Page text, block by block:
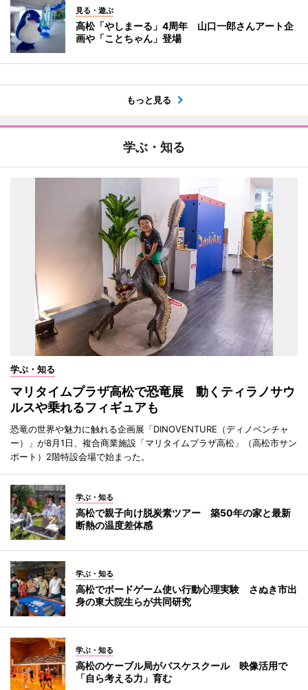
見る・遊ぶ
高松「やしまーる」4周年 山口一郎さんアート企
画や「ことちゃん」登場
もっと見る
学ぶ・知る
学ぶ・知る
マリタイムプラザ高松で恐竜展 動くティラノサウ
ルスや乗れるフィギュアも
恐竜の世界や魅力に触れる企画展「DINOVENTURE（ディノベンチャ
ー）」が8月1日、複合商業施設「マリタイムプラザ高松」（高松市サン
ポート）2階特設会場で始まった。
学ぶ・知る
高松で親子向け脱炭素ツアー 築50年の家と最新
断熱の温度差体感
学ぶ・知る
高松でボードゲーム使い行動心理実験 さぬき市出
身の東大院生らが共同研究
学ぶ・知る
高松のケーブル局がバスケスクール 映像活用で
「自ら考える力」育む